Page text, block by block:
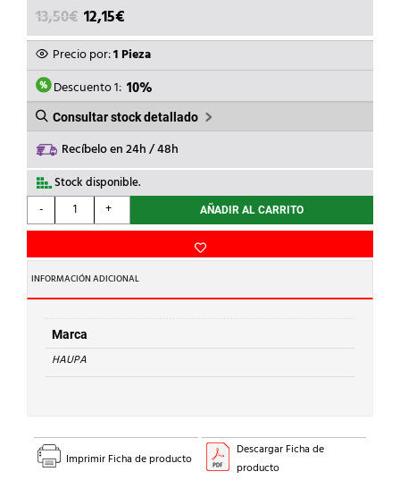
13,50€ EL
PRECIO
ORIGINAL
ERA:
13,50€.
12,15€
PRECIO
ACTUAL
ES:
12,15€.
Precio por:1 Pieza
Descuento 1: 10%
Consultar stock detallado
Recíbelo en 24h / 48h
Stock disponible.
-
HAUPA
-
1000V
SLIM
PZ/FL2
cantidad
+ AÑADIR AL CARRITO
INFORMACIÓN ADICIONAL
Marca
HAUPA
Imprimir Ficha de producto
Descargar Ficha de
producto